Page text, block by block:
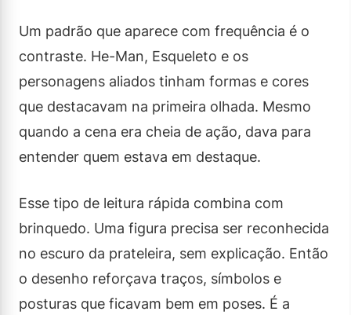
Um padrão que aparece com frequência é o
contraste. He-Man, Esqueleto e os
personagens aliados tinham formas e cores
que destacavam na primeira olhada. Mesmo
quando a cena era cheia de ação, dava para
entender quem estava em destaque.
Esse tipo de leitura rápida combina com
brinquedo. Uma figura precisa ser reconhecida
no escuro da prateleira, sem explicação. Então
o desenho reforçava traços, símbolos e
posturas que ficavam bem em poses. É a